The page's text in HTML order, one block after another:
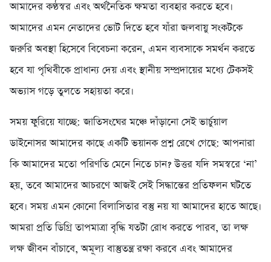
আমাদের কণ্ঠস্বর এবং অর্থনৈতিক ক্ষমতা ব্যবহার করতে হবে।
আমাদের এমন নেতাদের ভোট দিতে হবে যাঁরা জলবায়ু সংকটকে
জরুরি অবস্থা হিসেবে বিবেচনা করেন, এমন ব্যবসাকে সমর্থন করতে
হবে যা পৃথিবীকে প্রাধান্য দেয় এবং স্থানীয় সম্প্রদায়ের মধ্যে টেকসই
অভ্যাস গড়ে তুলতে সহায়তা করে।
সময় ফুরিয়ে যাচ্ছে: জাতিসংঘের মঞ্চে দাঁড়ানো সেই ভার্চুয়াল
ডাইনোসর আমাদের কাছে একটি ভয়ানক প্রশ্ন রেখে গেছে: আপনারা
কি আমাদের মতো পরিণতি মেনে নিতে চান? উত্তর যদি সমস্বরে ‘না’
হয়, তবে আমাদের আচরণে আজই সেই সিদ্ধান্তের প্রতিফলন ঘটতে
হবে। সময় এমন কোনো বিলাসিতার বস্তু নয় যা আমাদের হাতে আছে।
আমরা প্রতি ডিগ্রি তাপমাত্রা বৃদ্ধি যতটা রোধ করতে পারব, তা লক্ষ
লক্ষ জীবন বাঁচাবে, অমূল্য বাস্তুতন্ত্র রক্ষা করবে এবং আমাদের